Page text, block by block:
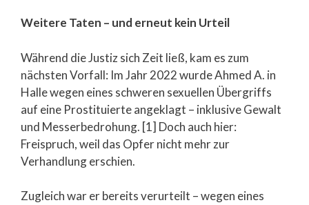
Weitere Taten – und erneut kein Urteil
Während die Justiz sich Zeit ließ, kam es zum
nächsten Vorfall: Im Jahr 2022 wurde Ahmed A. in
Halle wegen eines schweren sexuellen Übergriffs
auf eine Prostituierte angeklagt – inklusive Gewalt
und Messerbedrohung. [1] Doch auch hier:
Freispruch, weil das Opfer nicht mehr zur
Verhandlung erschien.
Zugleich war er bereits verurteilt – wegen eines